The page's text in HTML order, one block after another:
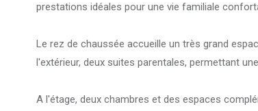
prestations idéales pour une vie familiale
Le rez de chaussée accueille un très grand
l'extérieur, deux suites parentales, permettant
A l'étage, deux chambres et des espaces